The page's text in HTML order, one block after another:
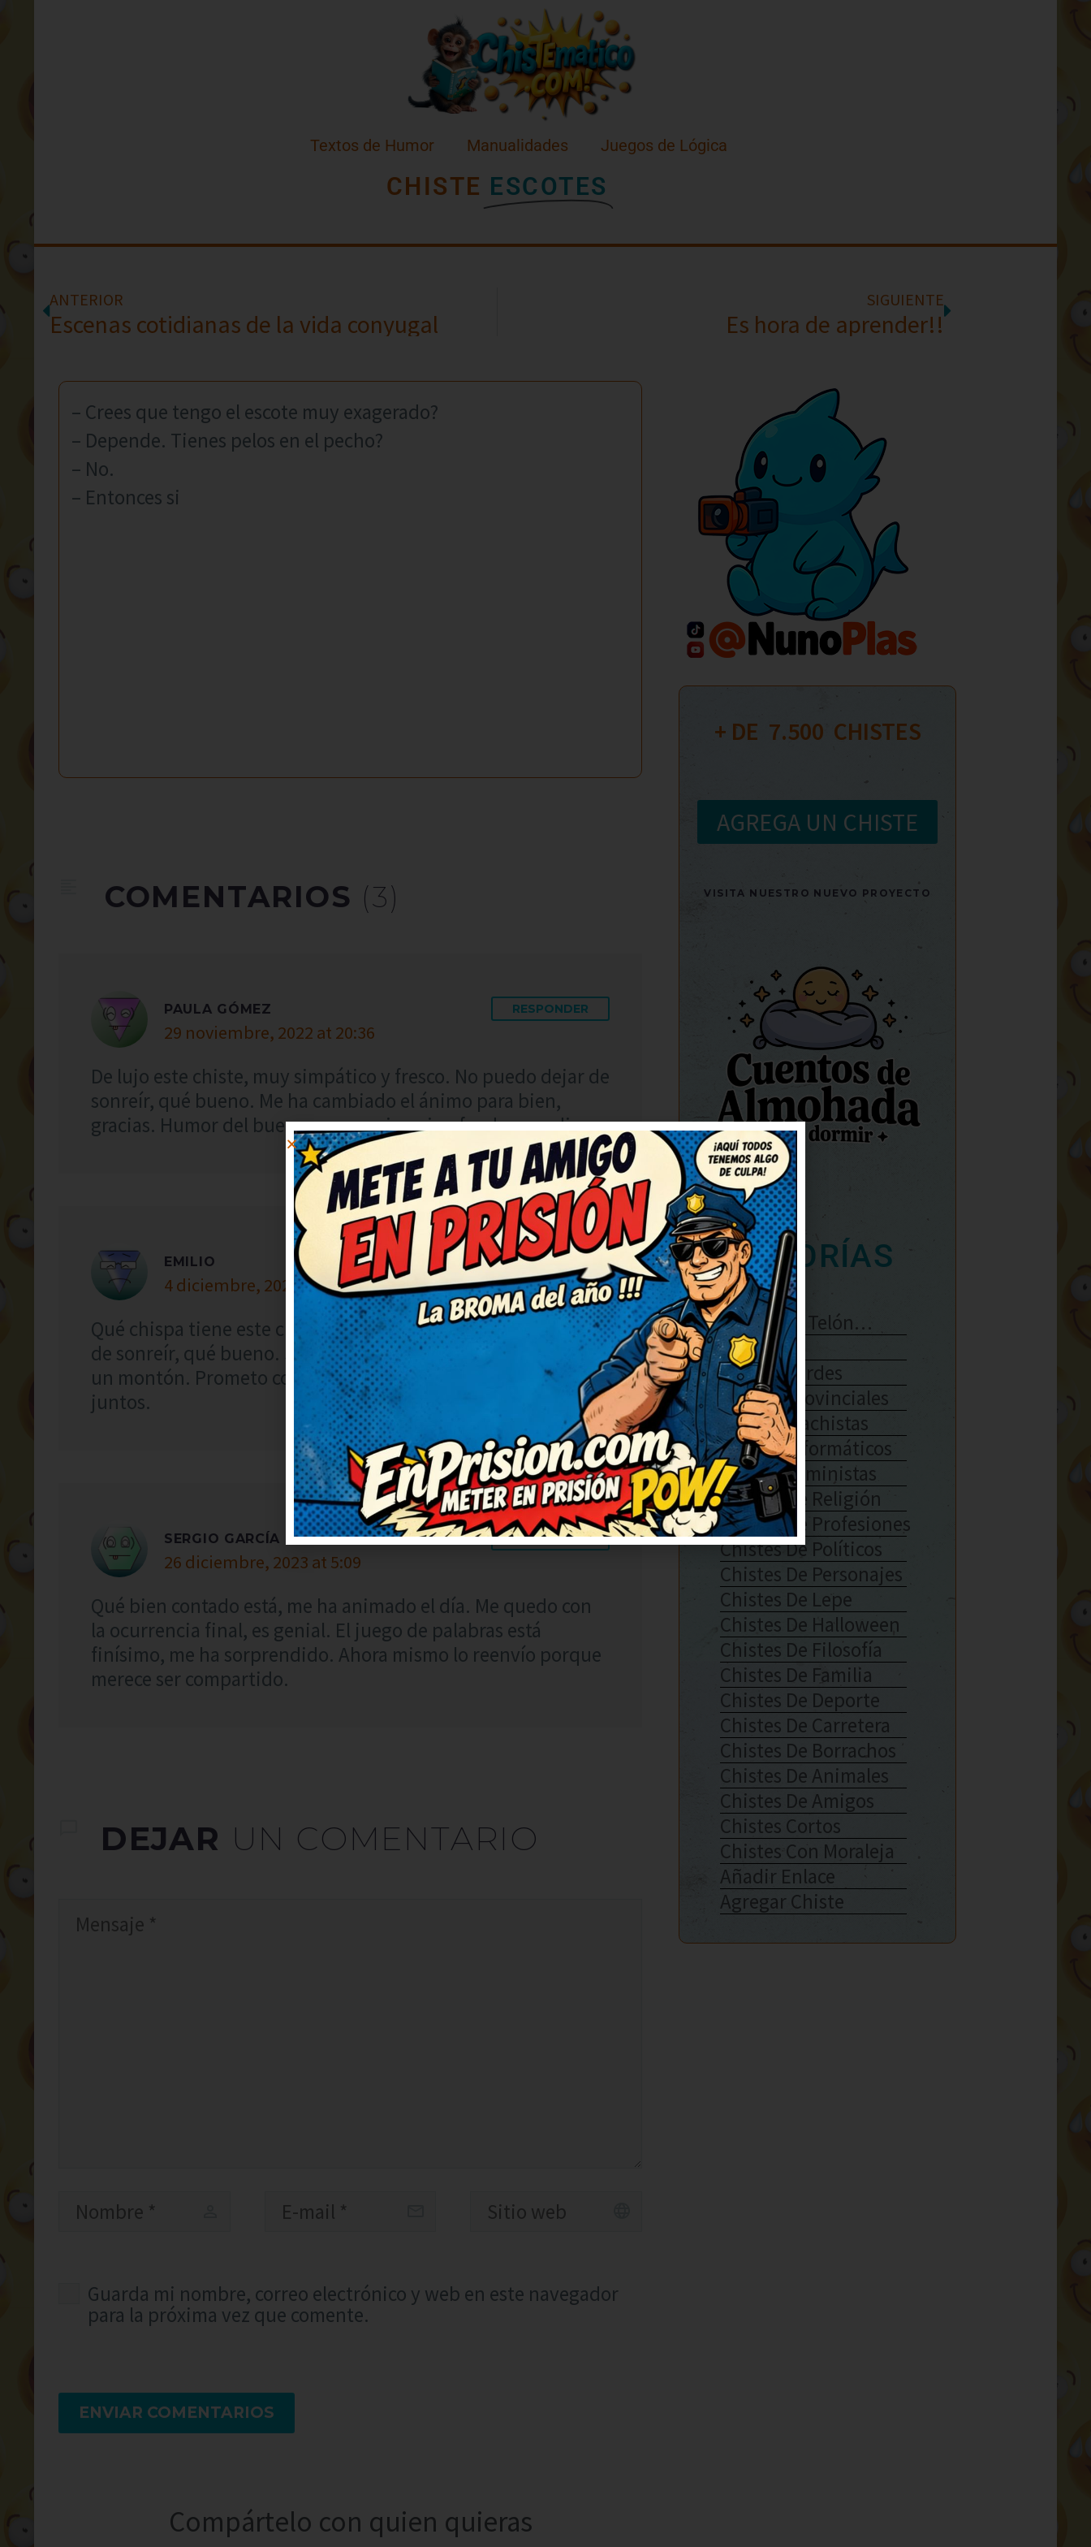
Textos de Humor Manualidades Juegos de Lógica
CHISTE ESCOTES
ANTERIOR
Escenas cotidianas de la vida conyugal
SIGUIENTE
Es hora de aprender!!
– Crees que tengo el escote muy exagerado?
– Depende. Tienes pelos en el pecho?
– No.
– Entonces si
COMENTARIOS (3)
PAULA GÓMEZ
29 noviembre, 2022 at 20:36
RESPONDER
De lujo este chiste, muy simpático y fresco. No puedo dejar de
sonreír, qué bueno. Me ha cambiado el ánimo para bien,
gracias. Humor del bueno, con gracia y sin ofender a nadie.
EMILIO
4 diciembre, 2022 at 7:39
RESPONDER
Qué chispa tiene este chiste, me partí de risa. No puedo dejar
de sonreír, qué bueno. Seguid publicando más, que alegran
un montón. Prometo contarlo en casa, nos encanta reír
juntos.
SERGIO GARCÍA
26 diciembre, 2023 at 5:09
RESPONDER
Qué bien contado está, me ha animado el día. Me quedo con
la ocurrencia final, es genial. El juego de palabras está
finísimo, me ha sorprendido. Ahora mismo lo reenvío porque
merece ser compartido.
DEJAR UN COMENTARIO
Guarda mi nombre, correo electrónico y web en este navegador
para la próxima vez que comente.
ENVIAR COMENTARIOS
Compártelo con quien quieras
+ DE 7.500
  CHISTES
AGREGA UN CHISTE
VISITA NUESTRO NUEVO PROYECTO
CATEGORÍAS
Se Abre El Telón…
Enlaces
Chistes Verdes
Chistes Provinciales
Chistes Machistas
Chistes Informáticos
Chistes Feministas
Chistes De Religión
Chistes De Profesiones
Chistes De Políticos
Chistes De Personajes
Chistes De Lepe
Chistes De Halloween
Chistes De Filosofía
Chistes De Familia
Chistes De Deporte
Chistes De Carretera
Chistes De Borrachos
Chistes De Animales
Chistes De Amigos
Chistes Cortos
Chistes Con Moraleja
Añadir Enlace
Agregar Chiste